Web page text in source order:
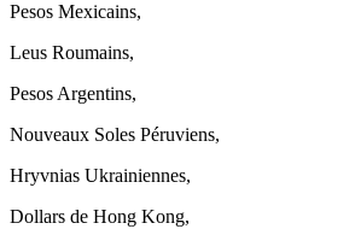
Pesos Mexicains,
Leus Roumains,
Pesos Argentins,
Nouveaux Soles Péruviens,
Hryvnias Ukrainiennes,
Dollars de Hong Kong,